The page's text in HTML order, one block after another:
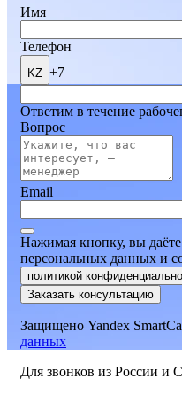
Имя
Телефон
KZ +7
Ответим в течение
Вопрос
Email
Нажимая кнопку, вы даёте
персональных данных и
политикой
Заказать консультацию
Защищено Yandex
данных
Для звонков из России и